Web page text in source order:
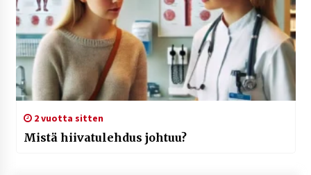
2 vuotta sitten
Mistä hiivatulehdus johtuu?